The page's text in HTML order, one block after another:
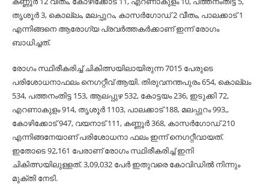
തൃശൂര്‍ 3, കൊല്ലം, മലപ്പുറം, കാസര്‍ഗോഡ് 2 വീതം, പാലക്കാട് 1
എന്നിങ്ങനെ ആരോഗ്യ പ്രവര്‍ത്തകര്‍ക്കാണ് ഇന്ന് രോഗം
ബാധിച്ചത്.
രോഗം സ്ഥിരീകരിച്ച്‌ ചികിത്സയിലായിരുന്ന 7015 പേരുടെ
പരിശോധനാഫലം നെഗറ്റീവ് ആയി. തിരുവനന്തപുരം 654, കൊല്ലം
534, പത്തനംതിട്ട 153, ആലപ്പുഴ 532, കോട്ടയം 236, ഇടുക്കി 72,
എറണാകുളം 914, തൃശൂര്‍ 1103, പാലക്കാട് 188, മലപ്പുറം 993,,
കോഴിക്കോട് 947, വയനാട് 111, കണ്ണൂര്‍ 368, കാസര്‍ഗോഡ് 210
എന്നിങ്ങനേയാണ് പരിശോധനാ ഫലം ഇന്ന് നെഗറ്റീവായത്.
ഇതോടെ 92,161 പേരാണ് രോഗം സ്ഥിരീകരിച്ച്‌ ഇനി
ചികിത്സയിലുള്ളത്. 3,09,032 പേര്‍ ഇതുവരെ കോവിഡില്‍ നിന്നും
മുക്തി നേടി.